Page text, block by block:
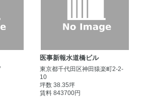
医事新報水道橋ビル
東京都千代田区神田猿楽町2-2-
10
坪数 38.35坪
賃料 843700円